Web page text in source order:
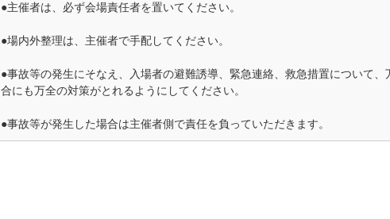
●主催者は、必ず会場責任者を置いてください。
●場内外整理は、主催者で手配してください。
●事故等の発生にそなえ、入場者の避難誘導、緊急連絡、救急措置について、
合にも万全の対策がとれるようにしてください。
●事故等が発生した場合は主催者側で責任を負っていただきます。